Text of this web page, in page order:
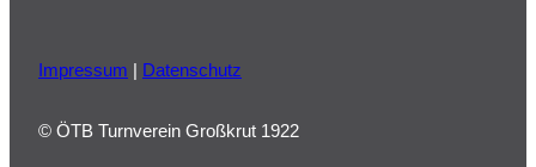
Impressum Datenschutz
© ÖTB Turnverein Großkrut 1922